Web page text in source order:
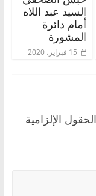
السيد عبد اللاه
أمام دائرة
المشورة
15 فبراير، 2020
الحقول الإلزامية